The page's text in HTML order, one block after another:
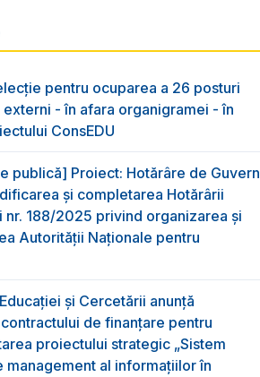
pentru ocuparea a 26 posturi
- în afara organigramei - în
ConsEDU
publică] Proiect: Hotărâre de Guvern
și completarea Hotărârii
nr. 188/2025 privind organizarea şi
Autorităţii Naţionale pentru
și Cercetării anunță
de finanțare pentru
proiectului strategic „Sistem
management al informațiilor în